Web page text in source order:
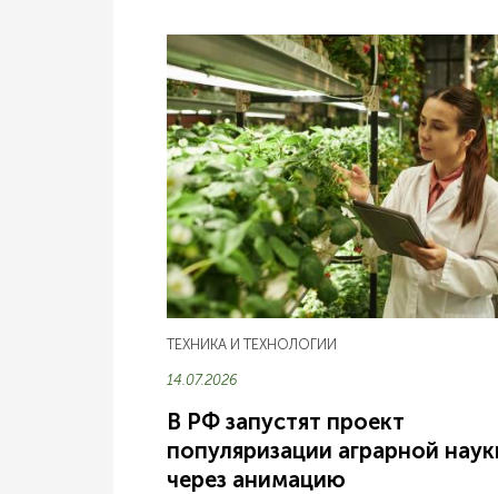
ТЕХНИКА И ТЕХНОЛОГИИ
14.07.2026
В РФ запустят проект
популяризации аграрной
через анимацию